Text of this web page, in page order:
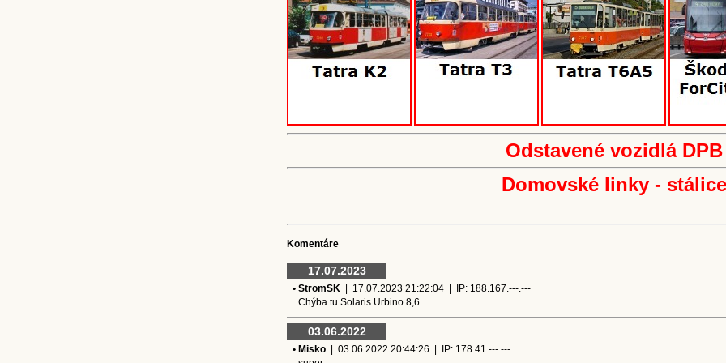
Odstavené vozidlá DPB
Domovské linky - stálice
Komentáre
17.07.2023
• StromSK | 17.07.2023 21:22:04 | IP: 188.167.---.---
Chýba tu Solaris Urbino 8,6
03.06.2022
• Misko | 03.06.2022 20:44:26 | IP: 178.41.---.---